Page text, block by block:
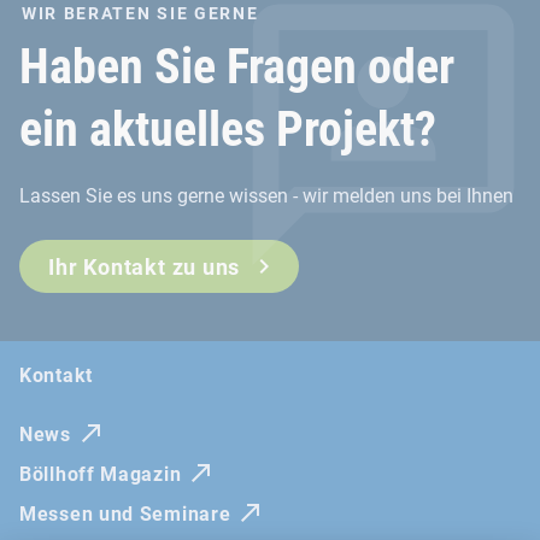
WIR BERATEN SIE GERNE
Haben Sie Fragen oder
ein aktuelles Projekt?
Lassen Sie es uns gerne wissen - wir melden uns bei Ihnen
Ihr Kontakt zu uns
Kontakt
News
Böllhoff Magazin
Messen und Seminare